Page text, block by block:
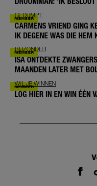
GEDUMPT
CARMENS VRIEND GING
IK DEGENE WAS DIE HEM
BIJZONDER
ISA ONTDEKTE
MAANDEN LATER MET
WIL JE WINNEN
LOG HIER IN EN WIN ÉÉN